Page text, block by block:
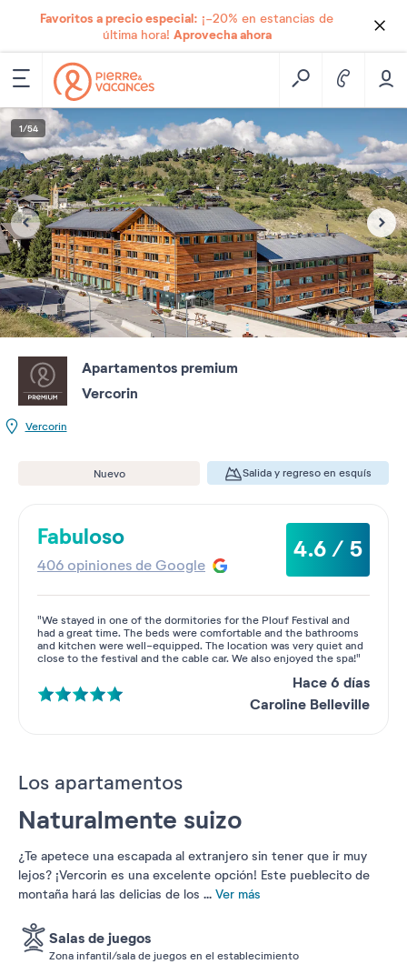
Favoritos a precio especial: ¡-20% en estancias de
última hora! Aprovecha ahora
Apartamentos premium
Vercorin
Vercorin
Nuevo Salida y regreso en esquís
1/54
Fabuloso
406 opiniones de Google
4.6 / 5
"We stayed in one of the dormitories for the Plouf Festival and
had a great time. The beds were comfortable and the bathrooms
and kitchen were well-equipped. The location was very quiet and
close to the festival and the cable car. We also enjoyed the spa!"
Hace 6 días
Caroline Belleville
Los apartamentos
Naturalmente suizo
¿Te apetece una escapada al extranjero sin tener que ir muy
lejos? ¡Vercorin es una excelente opción! Este pueblecito de
montaña hará las delicias de los ... Ver más
Salas de juegos
Zona infantil/sala de juegos en el establecimiento